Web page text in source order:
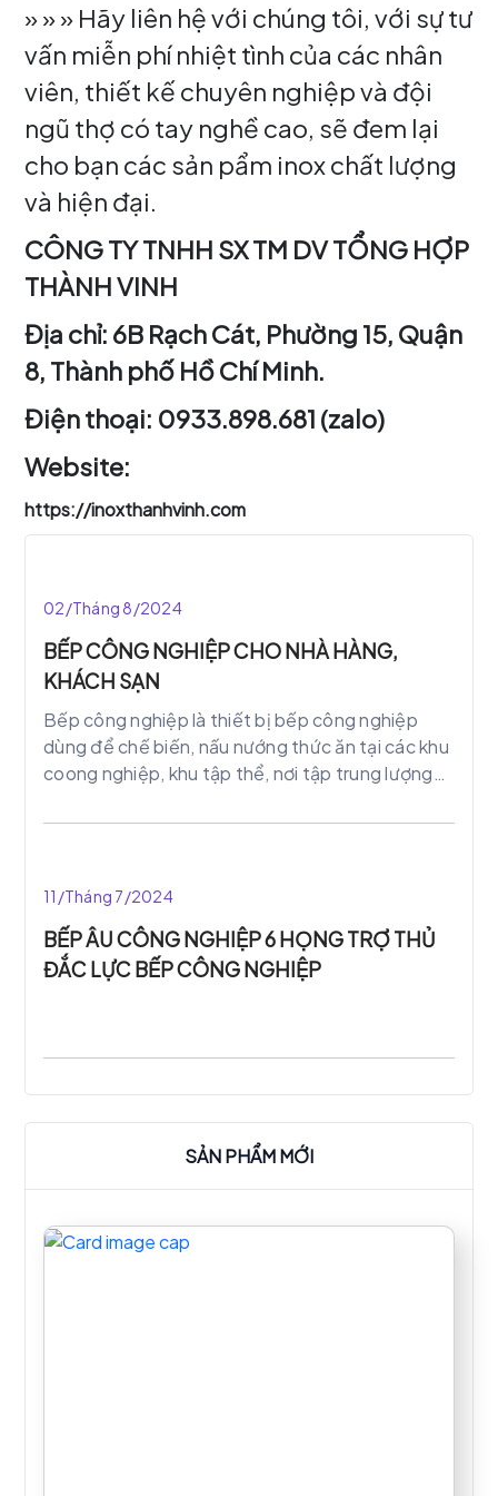
» » » Hãy liên hệ với chúng tôi, với sự tư
vấn miễn phí nhiệt tình của các nhân
viên, thiết kế chuyên nghiệp và đội
ngũ thợ có tay nghề cao, sẽ đem lại
cho bạn các sản pẩm inox chất lượng
và hiện đại.
CÔNG TY TNHH SX TM DV TỔNG HỢP
THÀNH VINH
Địa chỉ: 6B Rạch Cát, Phường 15, Quận
8, Thành phố Hồ Chí Minh.
Điện thoại: 0933.898.681 (zalo)
Website:
https://inoxthanhvinh.com
02/Tháng 8/2024
BẾP CÔNG NGHIỆP CHO NHÀ HÀNG,
KHÁCH SẠN
Bếp công nghiệp là thiết bị bếp công nghiệp
dùng để chế biến, nấu nướng thức ăn tại các khu
coong nghiệp, khu tập thể, nơi tập trung lượng
nhu cầu ẩm thực của con người ngày càng cao,
cho người tiêu dùng.
11/Tháng 7/2024
BẾP ÂU CÔNG NGHIỆP 6 HỌNG TRỢ THỦ
ĐẮC LỰC BẾP CÔNG NGHIỆP
SẢN PHẨM MỚI